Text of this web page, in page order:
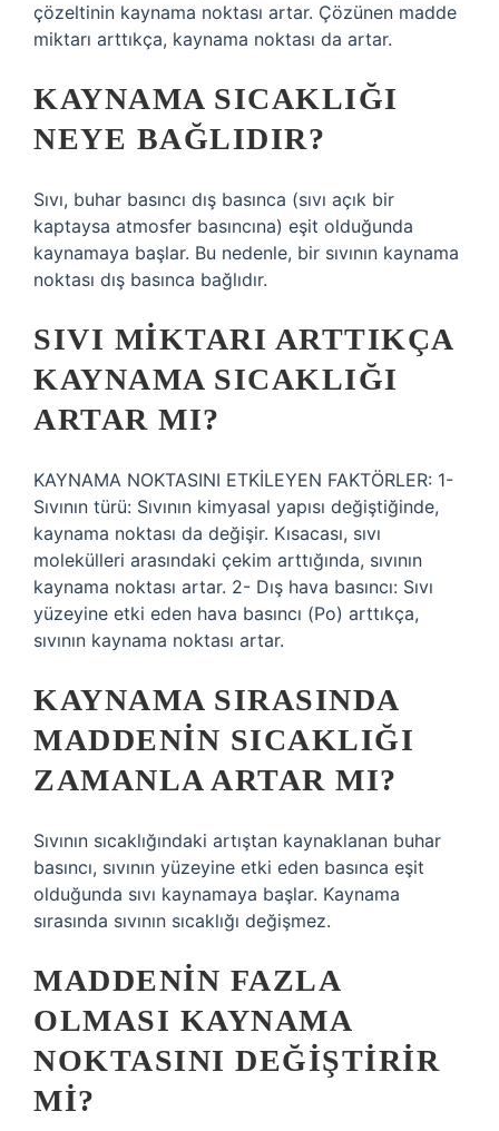
çözeltinin kaynama noktası artar. Çözünen madde
miktarı arttıkça, kaynama noktası da artar.
KAYNAMA SICAKLIĞI
NEYE BAĞLIDIR?
Sıvı, buhar basıncı dış basınca (sıvı açık bir
kaptaysa atmosfer basıncına) eşit olduğunda
kaynamaya başlar. Bu nedenle, bir sıvının kaynama
noktası dış basınca bağlıdır.
SIVI MIKTARI ARTTIKÇA
KAYNAMA SICAKLIĞI
ARTAR MI?
KAYNAMA NOKTASINI ETKİLEYEN FAKTÖRLER: 1-
Sıvının türü: Sıvının kimyasal yapısı değiştiğinde,
kaynama noktası da değişir. Kısacası, sıvı
molekülleri arasındaki çekim arttığında, sıvının
kaynama noktası artar. 2- Dış hava basıncı: Sıvı
yüzeyine etki eden hava basıncı (Po) arttıkça,
sıvının kaynama noktası artar.
KAYNAMA SIRASINDA
MADDENIN SICAKLIĞI
ZAMANLA ARTAR MI?
Sıvının sıcaklığındaki artıştan kaynaklanan buhar
basıncı, sıvının yüzeyine etki eden basınca eşit
olduğunda sıvı kaynamaya başlar. Kaynama
sırasında sıvının sıcaklığı değişmez.
MADDENIN FAZLA
OLMASI KAYNAMA
NOKTASINI DEĞIŞTIRIR
MI?